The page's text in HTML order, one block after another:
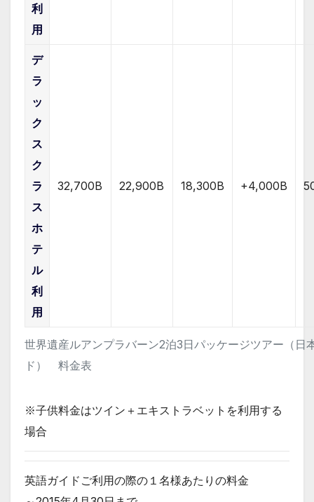
世界遺産ルアンプラバーン2泊3日パッケージツアー（日
ド） 料金表
利
用
デ
ラ
ッ
ク
ス
ク
ラ
ス
ホ
テ
ル
利
用
32,700B 22,900B 18,300B +4,000B
※子供料金はツイン＋エキストラベットを利用する
場合
英語ガイド ご利用の際の１名様あたりの料金